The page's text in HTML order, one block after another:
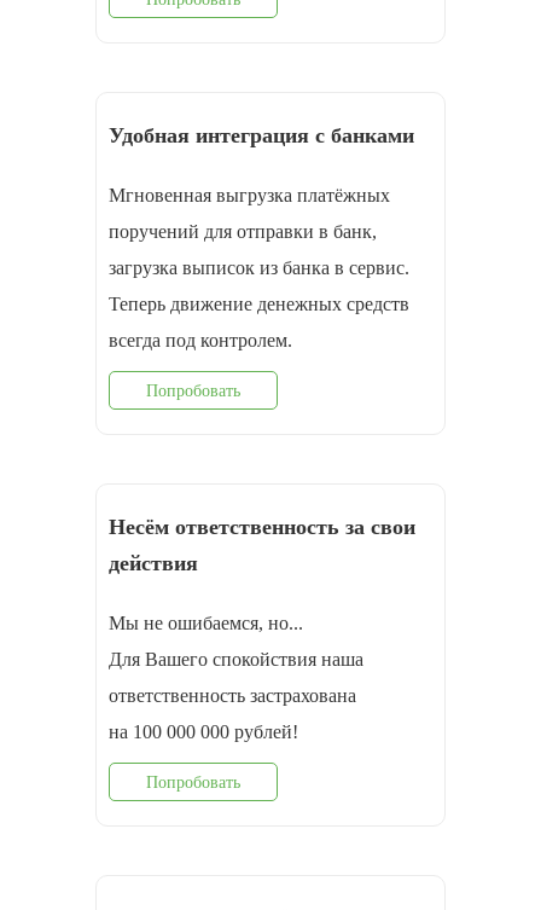
Удобная интеграция с банками
Мгновенная выгрузка платёжных
поручений для отправки в банк,
загрузка выписок из банка в сервис.
Теперь движение денежных средств
всегда под контролем.
Попробовать
Несём ответственность за свои
действия
Мы не ошибаемся, но...
Для Вашего спокойствия наша
ответственность застрахована
на 100 000 000 рублей!
Попробовать